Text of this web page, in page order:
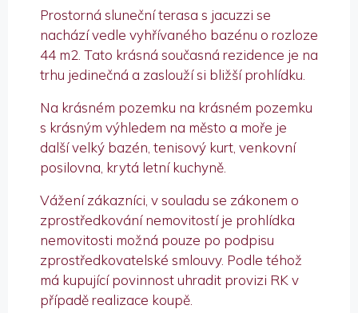
Prostorná sluneční terasa s jacuzzi se
nachází vedle vyhřívaného bazénu o rozloze
44 m2. Tato krásná současná rezidence je na
trhu jedinečná a zaslouží si bližší prohlídku.
Na krásném pozemku na krásném pozemku
s krásným výhledem na město a moře je
další velký bazén, tenisový kurt, venkovní
posilovna, krytá letní kuchyně.
Vážení zákazníci, v souladu se zákonem o
zprostředkování nemovitostí je prohlídka
nemovitosti možná pouze po podpisu
zprostředkovatelské smlouvy. Podle téhož
má kupující povinnost uhradit provizi RK v
případě realizace koupě.